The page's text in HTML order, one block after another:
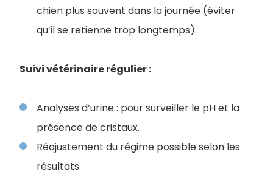
chien plus souvent dans la journée (éviter
qu’il se retienne trop longtemps).
Suivi vétérinaire régulier :
Analyses d’urine : pour surveiller le pH et la
présence de cristaux.
Réajustement du régime possible selon les
résultats.